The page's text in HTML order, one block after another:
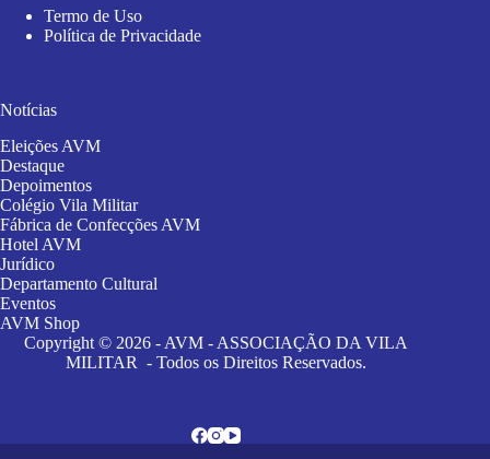
Termo de Uso
Política de Privacidade
Notícias
Eleições AVM
Destaque
Depoimentos
Colégio Vila Militar
Fábrica de Confecções AVM
Hotel AVM
Jurídico
Departamento Cultural
Eventos
AVM Shop
Copyright © 2026 - AVM - ASSOCIAÇÃO DA VILA
MILITAR - Todos os Direitos Reservados.